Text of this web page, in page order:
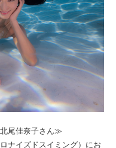
尾佳奈子さん≫
ナイズドスイミング）にお